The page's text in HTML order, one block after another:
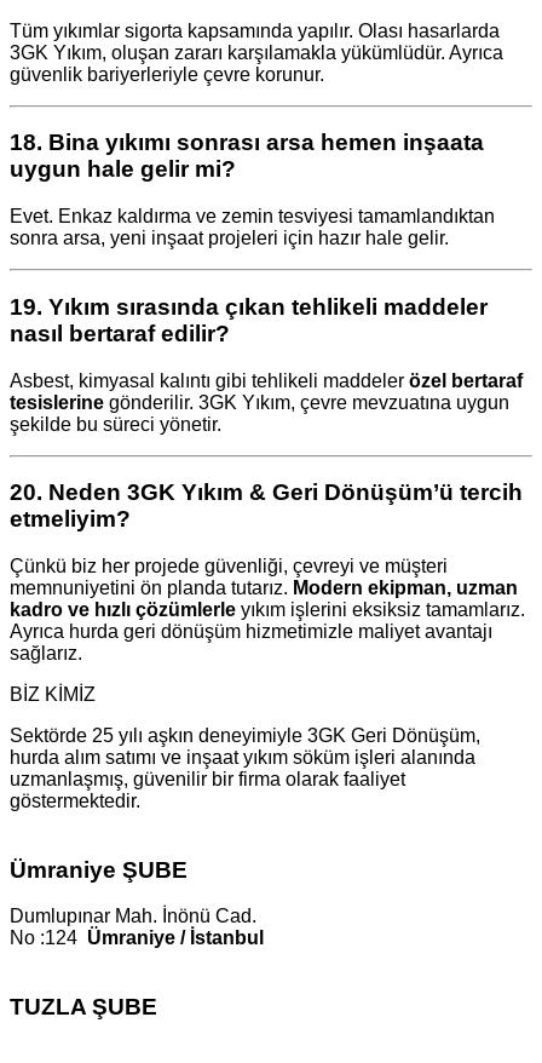
Tüm yıkımlar sigorta kapsamında yapılır. Olası hasarlarda
3GK Yıkım, oluşan zararı karşılamakla yükümlüdür. Ayrıca
güvenlik bariyerleriyle çevre korunur.
18. Bina yıkımı sonrası arsa hemen inşaata
uygun hale gelir mi?
Evet. Enkaz kaldırma ve zemin tesviyesi tamamlandıktan
sonra arsa, yeni inşaat projeleri için hazır hale gelir.
19. Yıkım sırasında çıkan tehlikeli maddeler
nasıl bertaraf edilir?
Asbest, kimyasal kalıntı gibi tehlikeli maddeler özel bertaraf
tesislerine gönderilir. 3GK Yıkım, çevre mevzuatına uygun
şekilde bu süreci yönetir.
20. Neden 3GK Yıkım & Geri Dönüşüm’ü tercih
etmeliyim?
Çünkü biz her projede güvenliği, çevreyi ve müşteri
memnuniyetini ön planda tutarız. Modern ekipman, uzman
kadro ve hızlı çözümlerle yıkım işlerini eksiksiz tamamlarız.
Ayrıca hurda geri dönüşüm hizmetimizle maliyet avantajı
sağlarız.
BİZ KİMİZ
Sektörde 25 yılı aşkın deneyimiyle 3GK Geri Dönüşüm,
hurda alım satımı ve inşaat yıkım söküm işleri alanında
uzmanlaşmış, güvenilir bir firma olarak faaliyet
göstermektedir.
Ümraniye ŞUBE
Dumlupınar Mah. İnönü Cad.
No :124 Ümraniye / İstanbul
TUZLA ŞUBE